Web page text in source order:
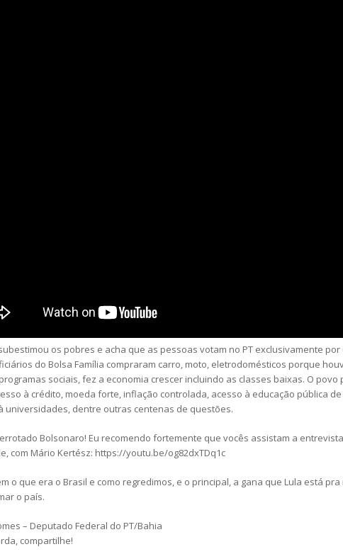
os pobres e acha que as pessoas votam no PT exclusivamente por
do Bolsa Família compraram carro, moto, eletrodomésticos porque
sociais, fez a economia crescer incluindo as classes baixas. O povo
à crédito, moeda forte, inflação controlada, acesso à educação pública
universidades, dentre outras centenas de questões.
Bolsonaro! Eu recomendo fortemente que vocês assistam a
com Mário Kertész: https://youtu.be/og82dxTDq1c
o que era o Brasil e como regredimos, e o principal, a gana que Lula está
o país.
– Deputado Federal do PT/Bahia
compartilhe!